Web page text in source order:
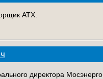
АТХ.
директора Мосэнерго.